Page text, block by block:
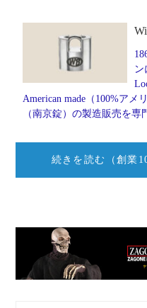
ン
American made（100%ア
（南京錠）の製造販売を専
続きを読む（創業